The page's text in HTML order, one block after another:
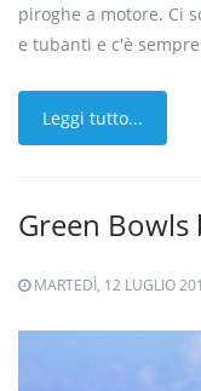
piroghe a motore. Ci
e tubanti e c'è
Leggi tutto...
Green Bowls
MARTEDÌ, 12 LUGLIO